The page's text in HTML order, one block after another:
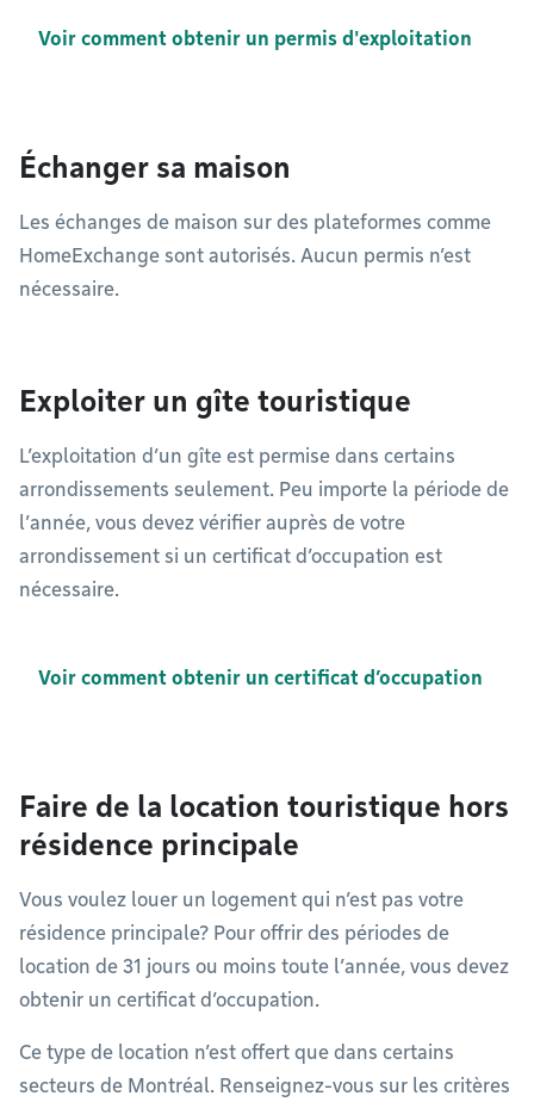
Voir comment obtenir un permis d'exploitation
Échanger sa maison
Les échanges de maison sur des plateformes comme
HomeExchange sont autorisés. Aucun permis n’est
nécessaire.
Exploiter un gîte touristique
L’exploitation d’un gîte est permise dans certains
arrondissements seulement. Peu importe la période de
l’année, vous devez vérifier auprès de votre
arrondissement si un certificat d’occupation est
nécessaire.
Voir comment obtenir un certificat d’occupation
Faire de la location touristique hors
résidence principale
Vous voulez louer un logement qui n’est pas votre
résidence principale? Pour offrir des périodes de
location de 31 jours ou moins toute l’année, vous devez
obtenir un certificat d’occupation.
Ce type de location n’est offert que dans certains
secteurs de Montréal. Renseignez-vous sur les critères